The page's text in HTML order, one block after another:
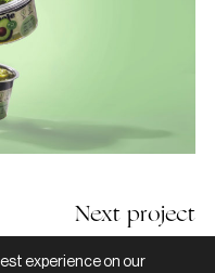
Next project
experience on our